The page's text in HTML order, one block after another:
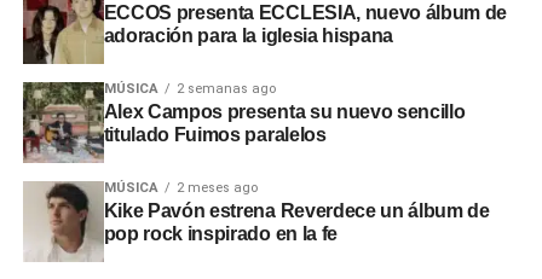
ECCOS presenta ECCLESIA, nuevo álbum de
adoración para la iglesia hispana
MÚSICA 2 semanas ago
Alex Campos presenta su nuevo sencillo
titulado Fuimos paralelos
MÚSICA 2 meses ago
Kike Pavón estrena Reverdece un álbum de
pop rock inspirado en la fe